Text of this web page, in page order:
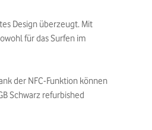
Design überzeugt. Mit
für das Surfen im
der NFC-Funktion können
Schwarz refurbished